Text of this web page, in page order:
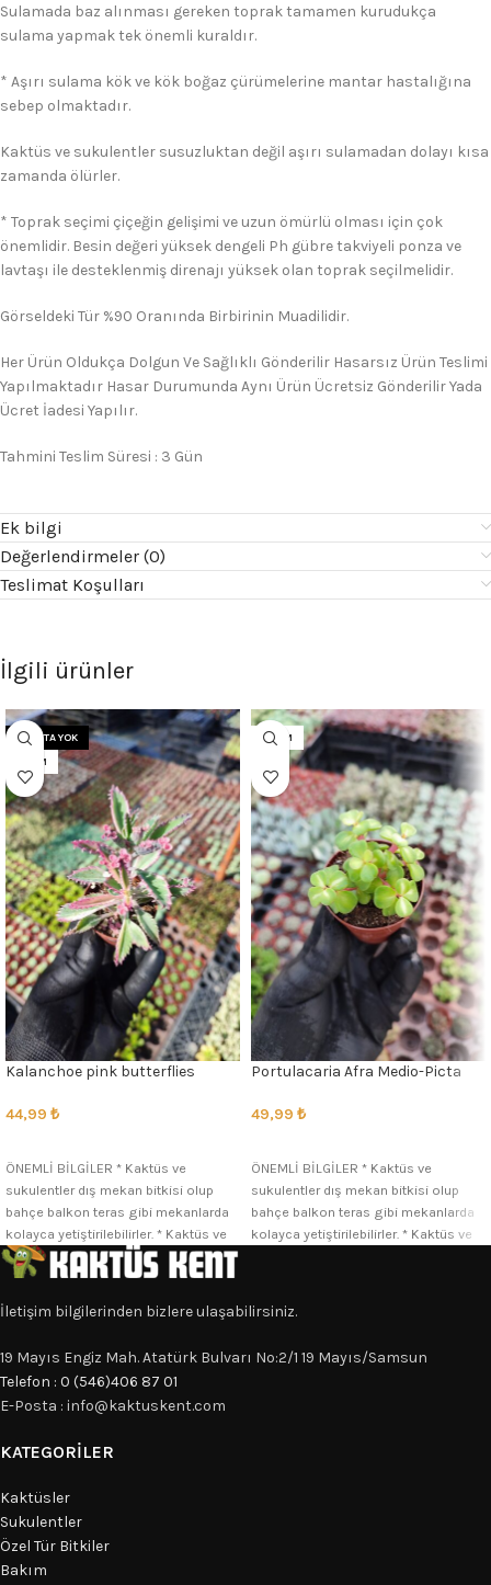
Sulamada baz alınması gereken toprak tamamen kurudukça
sulama yapmak tek önemli kuraldır.
* Aşırı sulama kök ve kök boğaz çürümelerine mantar hastalığına
sebep olmaktadır.
Kaktüs ve sukulentler susuzluktan değil aşırı sulamadan dolayı kısa
zamanda ölürler.
* Toprak seçimi çiçeğin gelişimi ve uzun ömürlü olması için çok
önemlidir. Besin değeri yüksek dengeli Ph gübre takviyeli ponza ve
lavtaşı ile desteklenmiş direnajı yüksek olan toprak seçilmelidir.
Görseldeki Tür %90 Oranında Birbirinin Muadilidir.
Her Ürün Oldukça Dolgun Ve Sağlıklı Gönderilir Hasarsız Ürün Teslimi
Yapılmaktadır Hasar Durumunda Aynı Ürün Ücretsiz Gönderilir Yada
Ücret İadesi Yapılır.
Tahmini Teslim Süresi : 3 Gün
Ek bilgi
Değerlendirmeler (0)
Teslimat Koşulları
İlgili ürünler
STOKTA YOK
5.5CM
Kalanchoe pink butterflies
44,99 ₺
ÖNEMLİ BİLGİLER * Kaktüs ve
sukulentler dış mekan bitkisi olup
bahçe balkon teras gibi mekanlarda
kolayca yetiştirilebilirler. * Kaktüs ve
5.5CM
Portulacaria Afra Medio-Picta
49,99 ₺
ÖNEMLİ BİLGİLER * Kaktüs ve
sukulentler dış mekan bitkisi olup
bahçe balkon teras gibi mekanlarda
kolayca yetiştirilebilirler. * Kaktüs ve
İletişim bilgilerinden bizlere ulaşabilirsiniz.
19 Mayıs Engiz Mah. Atatürk Bulvarı No:2/1 19 Mayıs/Samsun
Telefon : 0 (546)406 87 01
E-Posta : info@kaktuskent.com
KATEGORILER
Kaktüsler
Sukulentler
Özel Tür Bitkiler
Bakım